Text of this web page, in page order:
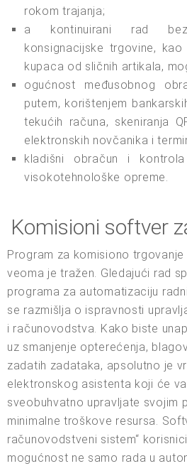
rokom trajanja;
a kontinuirani rad
konsignacijske trgovine,
kupaca od sličnih artikala,
ogućnost međusobnog
putem, korištenjem
tekućih računa, skeniranja
elektronskih novčanika i
kladišni obračun i
visokotehnološke opreme.
Komisioni softver
Program za komisiono
veoma je tražen. Gledajući rad
programa za automatizaciju
se razmišlja o ispravnosti
i računovodstva. Kako biste
uz smanjenje opterećenja,
zadatih zadataka, apsolutno je
elektronskog asistenta koji će
sveobuhvatno upravljate svojim
minimalne troškove resursa.
računovodstveni sistem“
mogućnost ne samo rada u